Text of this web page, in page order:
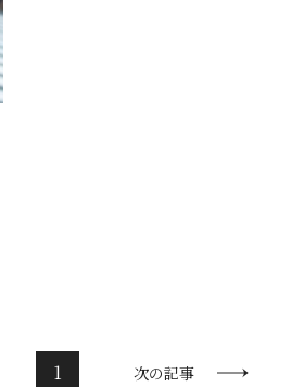
1 次の記事